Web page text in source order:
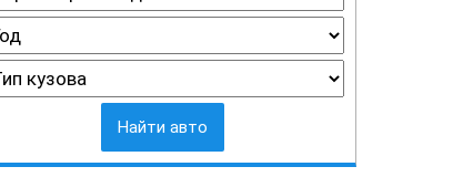
Найти авто